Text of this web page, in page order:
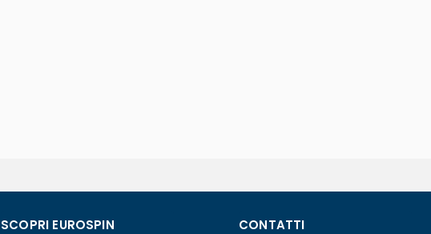
SCOPRI EUROSPIN CONTATTI